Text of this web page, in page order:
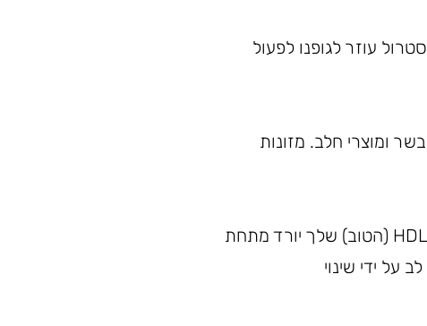
עוזר לגופנו לפעול
ומוצרי חלב. מזונות
אם סך הכולסטרול ה"רע" (LDL) שלך עולה על 160 מ"ג/ד"ל או הכולסטרול ה-HDL (הטוב) שלך יורד מתחת